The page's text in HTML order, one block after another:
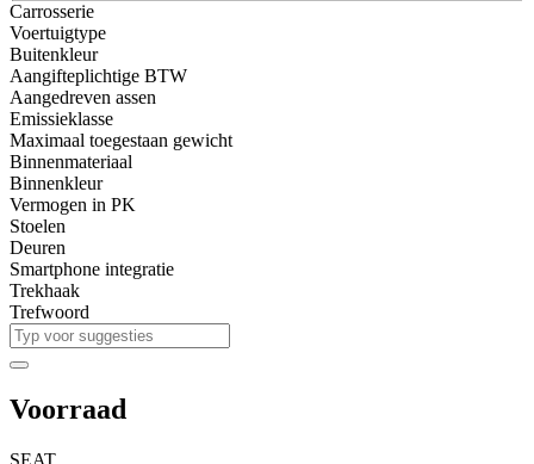
Carrosserie
Voertuigtype
Buitenkleur
Aangifteplichtige BTW
Aangedreven assen
Emissieklasse
Maximaal toegestaan gewicht
Binnenmateriaal
Binnenkleur
Vermogen in PK
Stoelen
Deuren
Smartphone integratie
Trekhaak
Trefwoord
Voorraad